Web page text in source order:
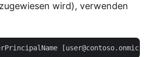
wird), verwenden